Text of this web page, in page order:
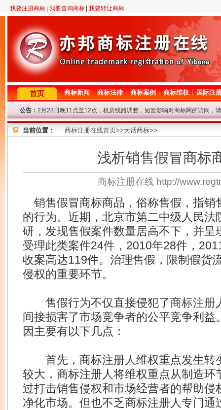
我要注册商标 我要查询商标 我要转让商标
首页 商标新闻 商标法律 商标案例 商标维权 国际注
公告： 2月23日晚11点至12点，机房线路调整，短暂影响对商标网的访问，
因查询咨询量大，提交查询商标信息后请耐心等待，我们争取尽快查
专业商标代理网！商标查询或商标代理问题请登记，我们将尽快给与
因国庆节放假，9.29-10.7号商标局停办一切业务，着急的客户请从速
地理优势不容忽视，注册商标还是选择北京商标注册代理公司好！
当前位置： 商标注册在线首页>>大话商标>>
浅析销售假冒商标
商标注册在线 http://
销售假冒商标商品，俗称售假，指销
的行为。近期，北京市第二中级人民法
研，发现售假案件数量居高不下，并
受理此类案件24件，2010年28件，
收案高达119件。治理售假，限制假货
侵权的重要环节。
售假行为不仅直接侵犯了商标注册
间接损害了市场竞争者的公平竞争利益
因主要有以下几点：
首先，商标注册人维权重点发生转
较大，商标注册人将维权重点从制造环
过打击销售侵权和市场经营者的帮助侵
净化市场。但也不乏商标注册人专门通